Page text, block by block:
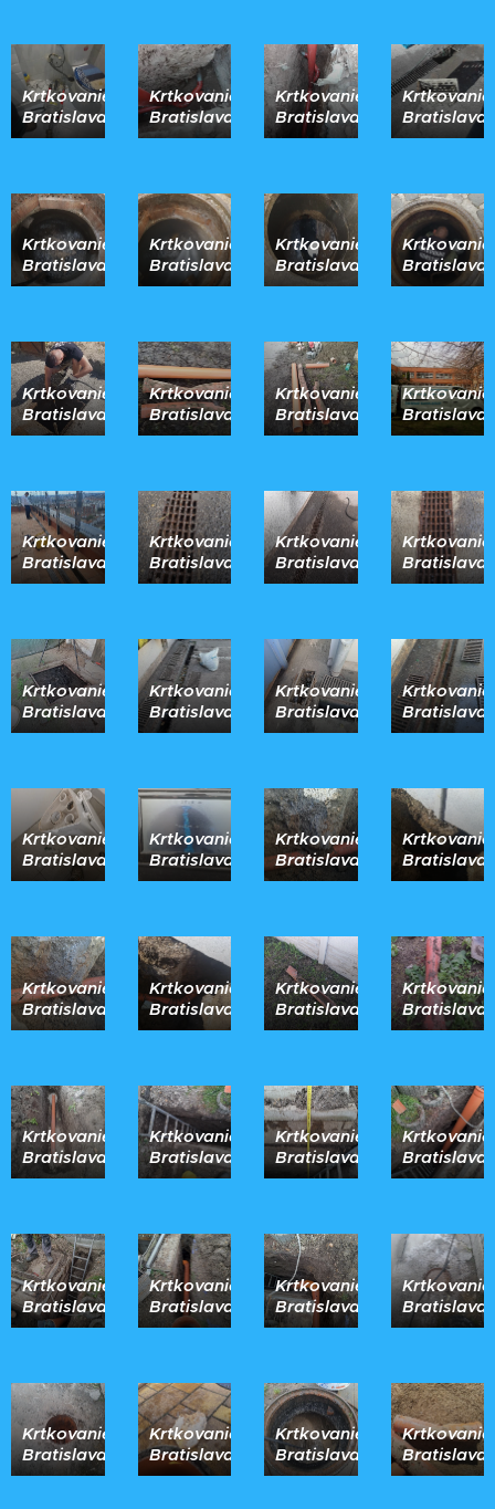
Krtkovanie
Bratislava
Krtkovanie
Bratislava
Krtkovanie
Bratislava
Krtkovanie
Bratislava
Krtkovanie
Bratislava
Krtkovanie
Bratislava
Krtkovanie
Bratislava
Krtkovanie
Bratislava
Krtkovanie
Bratislava
Krtkovanie
Bratislava
Krtkovanie
Bratislava
Krtkovanie
Bratislava
Krtkovanie
Bratislava
Krtkovanie
Bratislava
Krtkovanie
Bratislava
Krtkovanie
Bratislava
Krtkovanie
Bratislava
Krtkovanie
Bratislava
Krtkovanie
Bratislava
Krtkovanie
Bratislava
Krtkovanie
Bratislava
Krtkovanie
Bratislava
Krtkovanie
Bratislava
Krtkovanie
Bratislava
Krtkovanie
Bratislava
Krtkovanie
Bratislava
Krtkovanie
Bratislava
Krtkovanie
Bratislava
Krtkovanie
Bratislava
Krtkovanie
Bratislava
Krtkovanie
Bratislava
Krtkovanie
Bratislava
Krtkovanie
Bratislava
Krtkovanie
Bratislava
Krtkovanie
Bratislava
Krtkovanie
Bratislava
Krtkovanie
Bratislava
Krtkovanie
Bratislava
Krtkovanie
Bratislava
Krtkovanie
Bratislava